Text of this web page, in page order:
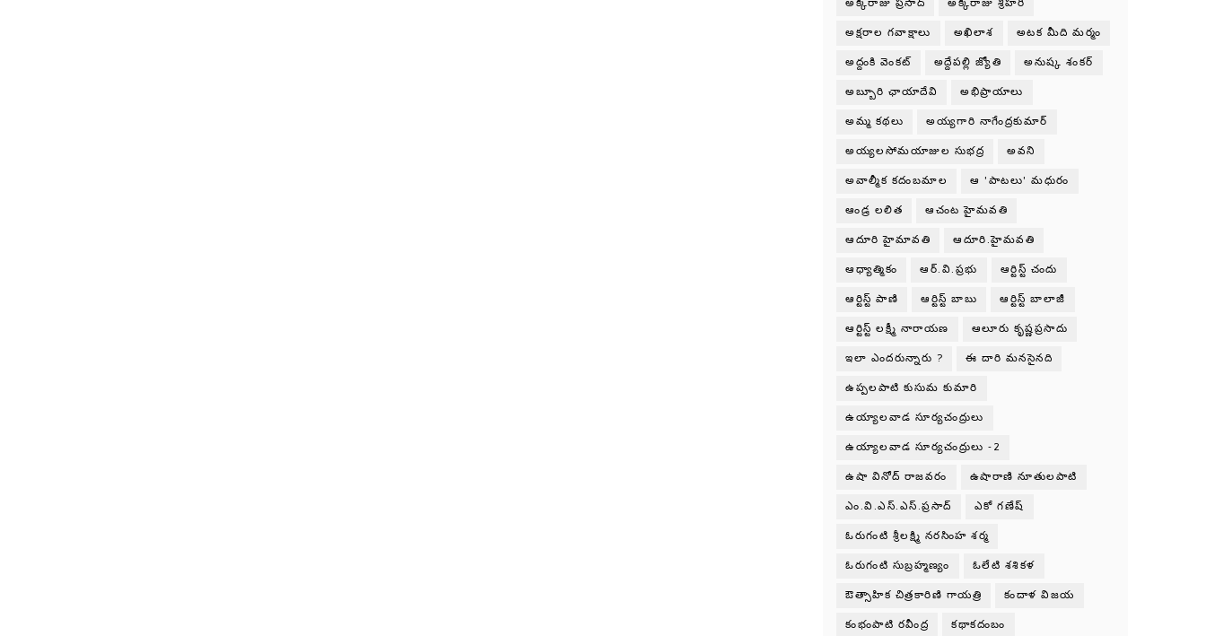
అక్కిరాజు ప్రసాద్ అక్కిరాజు శ్రీహరి
అక్షరాల గవాక్షాలు అఖిలాశ అటక మీది మర్మం
అద్దంకి వెంకట్ అద్దేపల్లి జ్యోతి అనుష్క శంకర్
అబ్బూరి ఛాయాదేవి అభిప్రాయాలు
అమ్మ కథలు అయ్యగారి నాగేంద్రకుమార్
అయ్యలసోమయాజుల సుభద్ర అవని
అవాల్మీక కదంబమాల ఆ 'పాటలు' మధురం
ఆండ్ర లలిత ఆచంట హైమవతి
ఆదూరి హైమావతి ఆదూరి.హైమవతి
ఆధ్యాత్మికం ఆర్.వి.ప్రభు ఆర్టిస్ట్ చందు
ఆర్టిస్ట్ పాణి ఆర్టిస్ట్ బాబు ఆర్టిస్ట్ బాలాజీ
ఆర్టిస్ట్ లక్ష్మీ నారాయణ ఆలూరు కృష్ణప్రసాదు
ఇలా ఎందరున్నారు ? ఈ దారి మనసైనది
ఉప్పలపాటి కుసుమ కుమారి
ఉయ్యాలవాడ సూర్యచంద్రులు
ఉయ్యాలవాడ సూర్యచంద్రులు -2
ఉషా వినోద్ రాజవరం ఉషారాణి నూతులపాటి
ఎం.వి.ఎస్.ఎస్.ప్రసాద్ ఎకో గణేష్
ఓరుగంటి శ్రీలక్ష్మి నరసింహ శర్మ
ఓరుగంటి సుబ్రహ్మణ్యం ఓలేటి శశికళ
ఔత్సాహిక చిత్రకారిణి గాయత్రి కందాళ విజయ
కంభంపాటి రవీంద్ర కథాకదంబం